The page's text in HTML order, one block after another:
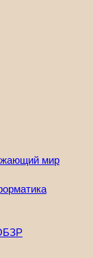
мир